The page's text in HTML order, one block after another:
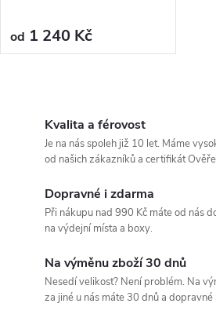
od 1 240 Kč
Kvalita a férovost
Je na nás spoleh již 10 let. Máme
od našich zákazníků a certifikát
Dopravné i zdarma
Při nákupu nad 990 Kč máte od nás
na výdejní místa a boxy.
Na výměnu zboží 30 dnů
Nesedí velikost? Není problém. Na
za jiné u nás máte 30 dnů a dopravné